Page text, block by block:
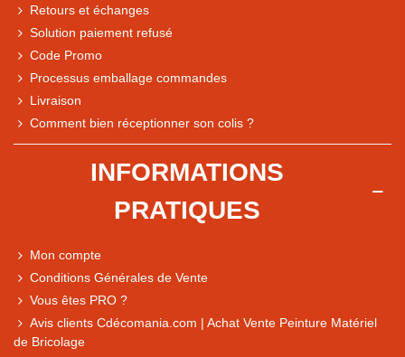
Comparaison des performances du magasin
Express, Chez vous, Point relais, Retrait magasin
Retours et échanges
Solution paiement refusé
Code Promo
Processus emballage commandes
Livraison
Comment bien réceptionner son colis ?
INFORMATIONS
PRATIQUES
Mon compte
Conditions Générales de Vente
Vous êtes PRO ?
Avis clients Cdécomania.com | Achat Vente Peinture Matériel
de Bricolage